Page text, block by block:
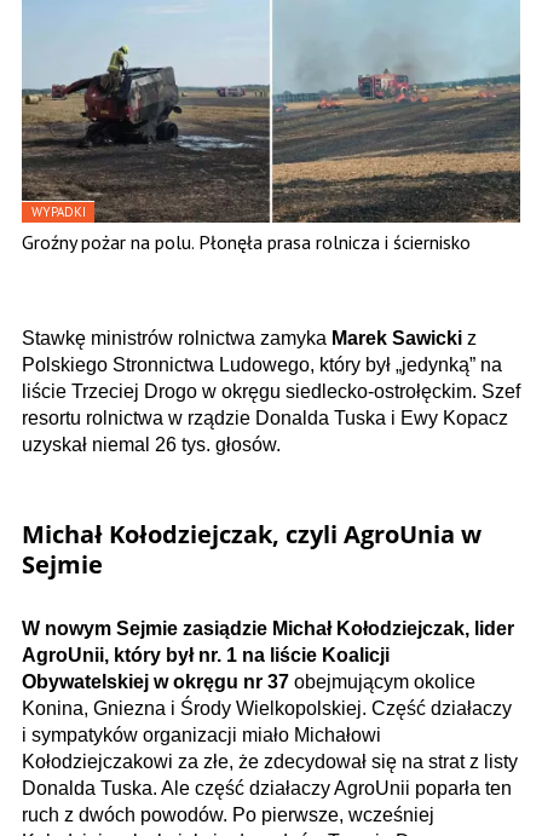
WYPADKI
Groźny pożar na polu. Płonęła prasa rolnicza i ściernisko
Stawkę ministrów rolnictwa zamyka Marek Sawicki z
Polskiego Stronnictwa Ludowego, który był „jedynką” na
liście Trzeciej Drogo w okręgu siedlecko-ostrołęckim. Szef
resortu rolnictwa w rządzie Donalda Tuska i Ewy Kopacz
uzyskał niemal 26 tys. głosów.
Michał Kołodziejczak, czyli AgroUnia w
Sejmie
W nowym Sejmie zasiądzie Michał Kołodziejczak, lider
AgroUnii, który był nr. 1 na liście Koalicji
Obywatelskiej w okręgu nr 37 obejmującym okolice
Konina, Gniezna i Środy Wielkopolskiej. Część działaczy
i sympatyków organizacji miało Michałowi
Kołodziejczakowi za złe, że zdecydował się na strat z listy
Donalda Tuska. Ale część działaczy AgroUnii poparła ten
ruch z dwóch powodów. Po pierwsze, wcześniej